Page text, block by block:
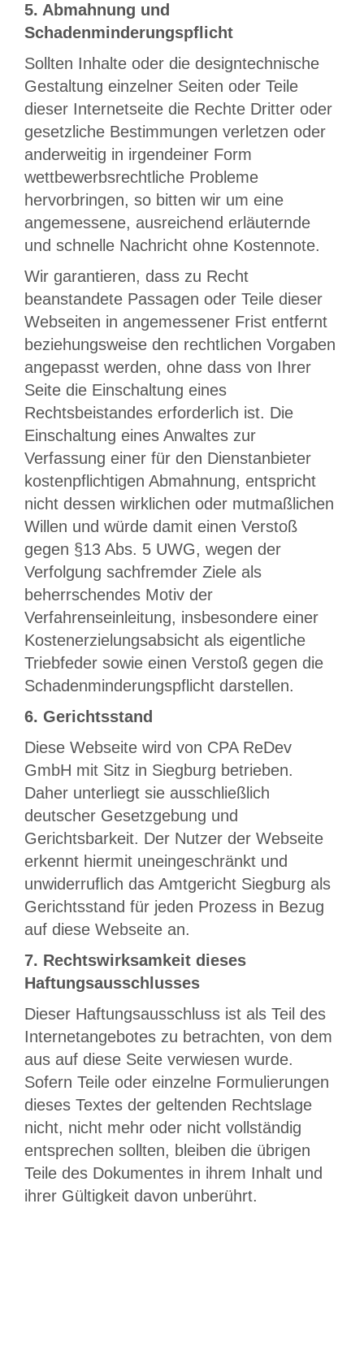
5. Abmahnung und
Schadenminderungspflicht
Sollten Inhalte oder die designtechnische
Gestaltung einzelner Seiten oder Teile
dieser Internetseite die Rechte Dritter oder
gesetzliche Bestimmungen verletzen oder
anderweitig in irgendeiner Form
wettbewerbsrechtliche Probleme
hervorbringen, so bitten wir um eine
angemessene, ausreichend erläuternde
und schnelle Nachricht ohne Kostennote.
Wir garantieren, dass zu Recht
beanstandete Passagen oder Teile dieser
Webseiten in angemessener Frist entfernt
beziehungsweise den rechtlichen Vorgaben
angepasst werden, ohne dass von Ihrer
Seite die Einschaltung eines
Rechtsbeistandes erforderlich ist. Die
Einschaltung eines Anwaltes zur
Verfassung einer für den Dienstanbieter
kostenpflichtigen Abmahnung, entspricht
nicht dessen wirklichen oder mutmaßlichen
Willen und würde damit einen Verstoß
gegen §13 Abs. 5 UWG, wegen der
Verfolgung sachfremder Ziele als
beherrschendes Motiv der
Verfahrenseinleitung, insbesondere einer
Kostenerzielungsabsicht als eigentliche
Triebfeder sowie einen Verstoß gegen die
Schadenminderungspflicht darstellen.
6. Gerichtsstand
Diese Webseite wird von CPA ReDev
GmbH mit Sitz in Siegburg betrieben.
Daher unterliegt sie ausschließlich
deutscher Gesetzgebung und
Gerichtsbarkeit. Der Nutzer der Webseite
erkennt hiermit uneingeschränkt und
unwiderruflich das Amtgericht Siegburg als
Gerichtsstand für jeden Prozess in Bezug
auf diese Webseite an.
7. Rechtswirksamkeit dieses
Haftungsausschlusses
Dieser Haftungsausschluss ist als Teil des
Internetangebotes zu betrachten, von dem
aus auf diese Seite verwiesen wurde.
Sofern Teile oder einzelne Formulierungen
dieses Textes der geltenden Rechtslage
nicht, nicht mehr oder nicht vollständig
entsprechen sollten, bleiben die übrigen
Teile des Dokumentes in ihrem Inhalt und
ihrer Gültigkeit davon unberührt.